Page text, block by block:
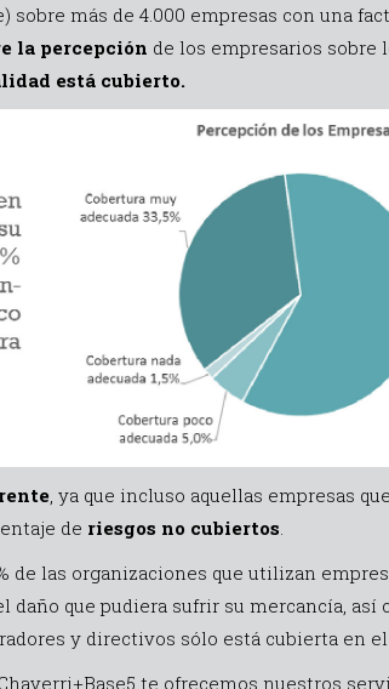
sobre más de 4.000 empresas con una
la percepción de los empresarios sobre
está cubierto.
, ya que incluso aquellas empresas
de riesgos no cubiertos
de las or­ga­ni­za­ciones que uti­lizan
daño que pu­diera su­frir su mer­can­cía, así
y di­rec­tivos sólo está cu­bierta en el
te ofrecemos nuestros